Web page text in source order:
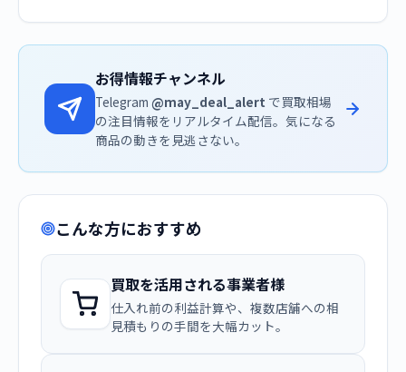
お得情報チャンネル
Telegram @may_deal_alert で買取相場
の注目情報をリアルタイム配信。気になる
商品の動きを見逃さない。
こんな方におすすめ
買取を活用される事業者様
仕入れ前の利益計算や、複数店舗への相
見積もりの手間を大幅カット。